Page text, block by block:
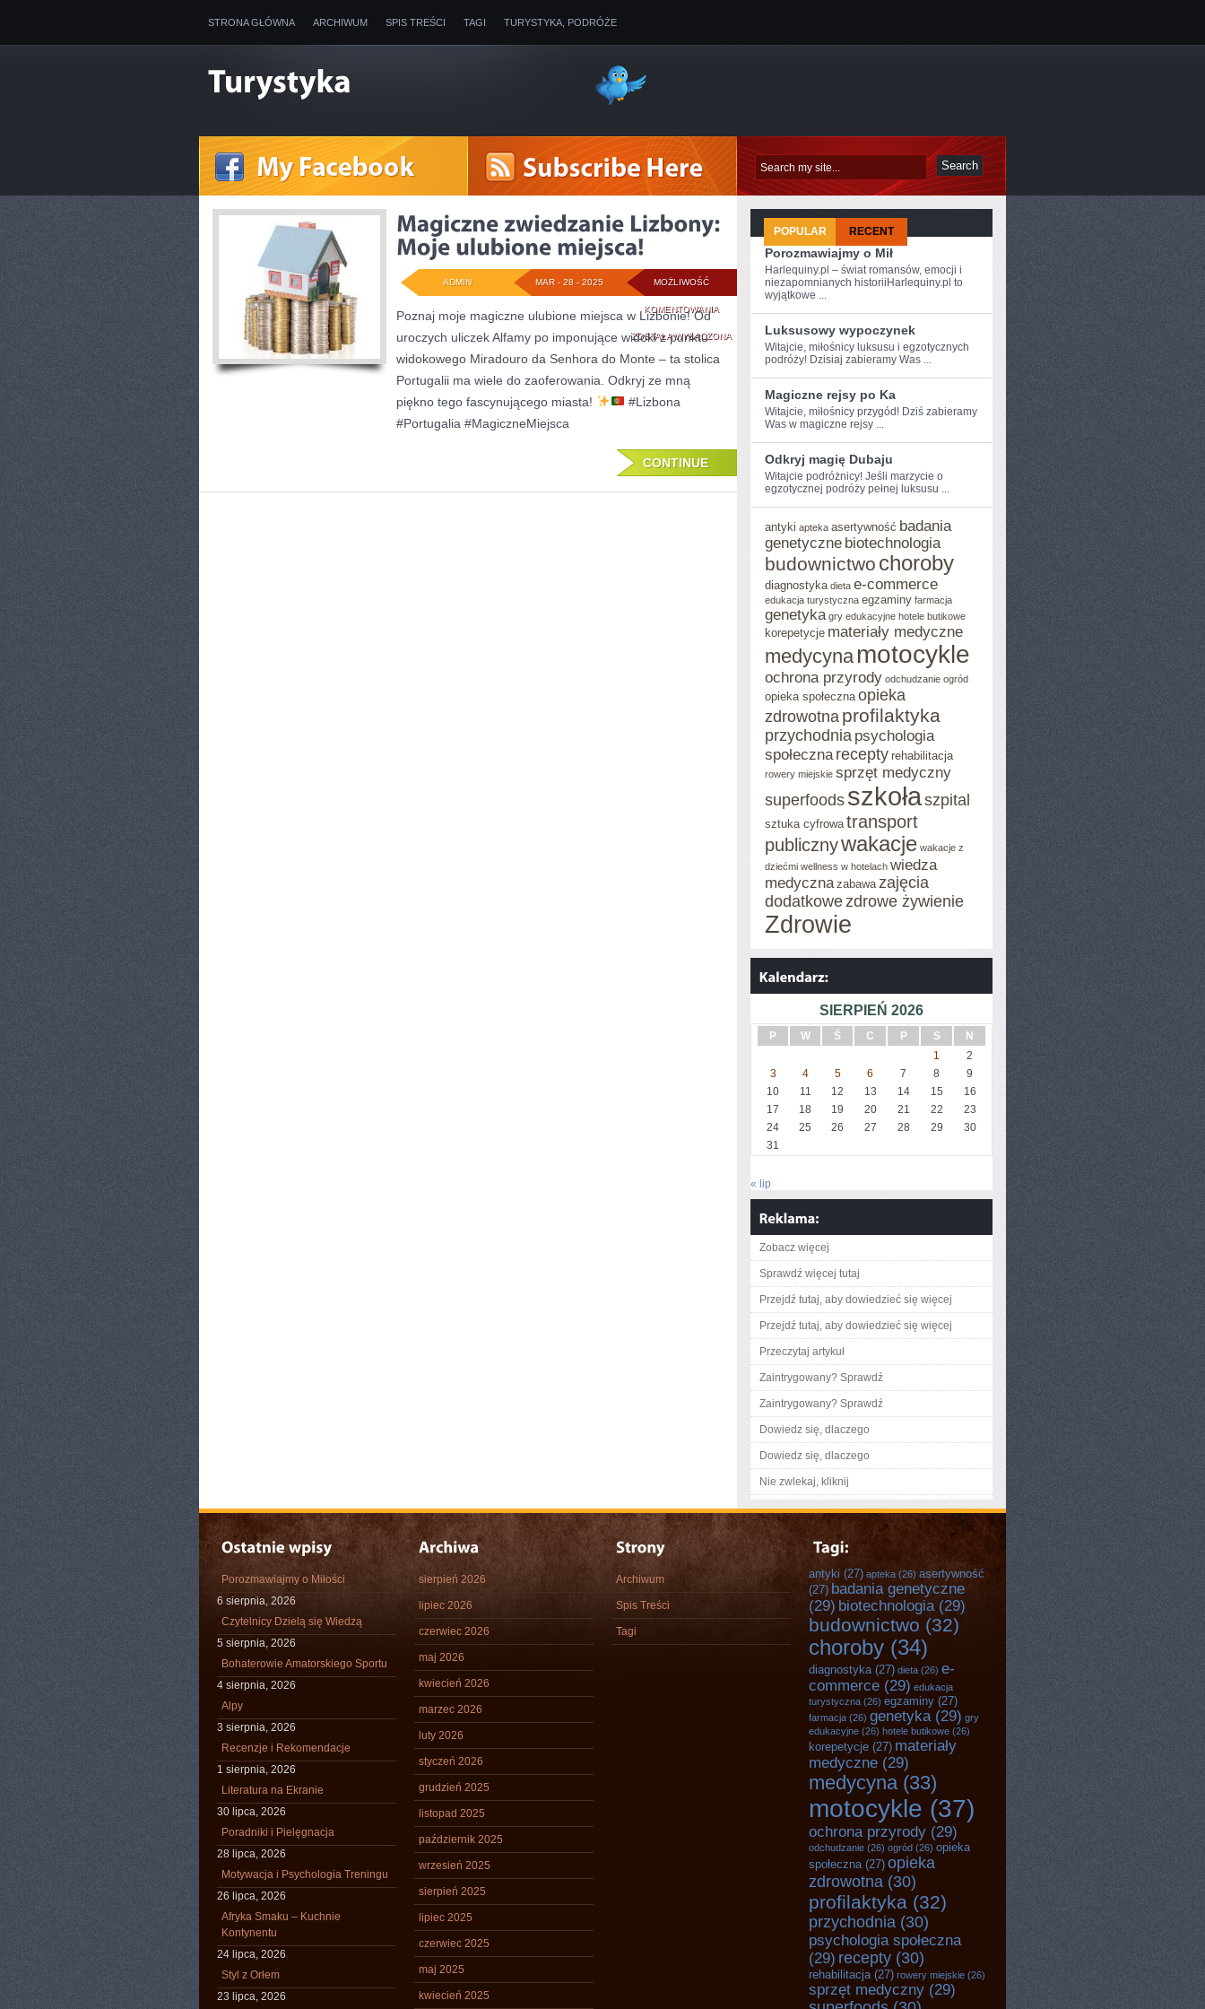
STRONA GŁÓWNA ARCHIWUM SPIS TREŚCI TAGI TURYSTYKA, PODRÓŻE
MOŻLIWOŚĆ
KOMENTOWANIAMAGICZNE
ZWIEDZANIE
LIZBONY:
MOJE
ULUBIONE
MIEJSCA!
ZOSTAŁA WYŁĄCZONA
MAR - 28 - 2025
ADMIN
Poznaj moje magiczne ulubione miejsca w Lizbonie! Od
uroczych uliczek Alfamy po imponujące widoki z punktu
widokowego Miradouro da Senhora do Monte – ta stolica
Portugalii ma wiele do zaoferowania. Odkryj ze mną
piękno tego fascynującego miasta!
#Lizbona
#Portugalia #MagiczneMiejsca
CONTINUE
POPULAR RECENT
Porozmawiajmy o Mił
Harlequiny.pl – świat romansów, emocji i
niezapomnianych historiiHarlequiny.pl to
wyjątkowe ...
Luksusowy wypoczynek
Witajcie,‍ miłośnicy luksusu i egzotycznych
podróży! Dzisiaj zabieramy Was ...
Magiczne rejsy po Ka
Witajcie, miłośnicy przygód! Dziś zabieramy
Was w ⁤magiczne rejsy⁤ ...
Odkryj magię Dubaju
Witajcie podróżnicy! Jeśli​ marzycie o
egzotycznej podróży pełnej luksusu ...
antyki apteka asertywność badania
genetyczne biotechnologia
budownictwo choroby
diagnostyka dieta e-commerce
edukacja turystyczna egzaminy farmacja
genetyka gry edukacyjne hotele butikowe
korepetycje materiały medyczne
medycyna motocykle
ochrona przyrody odchudzanie ogród
opieka społeczna opieka
zdrowotna profilaktyka
przychodnia psychologia
społeczna recepty rehabilitacja
rowery miejskie sprzęt medyczny
superfoods szkołaszpital
sztuka cyfrowa transport
publicznywakacje wakacje z
dziećmi wellness w hotelach wiedza
medyczna zabawa zajęcia
dodatkowezdrowe żywienie
Zdrowie
SIERPIEŃ 2026
P W Ś C P S
N
1
2
3
4 5 6 7 8
9
10
11 12 13 14 15
16
17
18 19 20 21 22
23
24
25 26 27 28 29
30
31
« lip
Zobacz więcej
Sprawdź więcej tutaj
Przejdź tutaj, aby dowiedzieć się więcej
Przejdź tutaj, aby dowiedzieć się więcej
Przeczytaj artykuł
Zaintrygowany? Sprawdź
Zaintrygowany? Sprawdź
Dowiedz się, dlaczego
Dowiedz się, dlaczego
Nie zwlekaj, kliknij
Porozmawiajmy o Miłości
6 sierpnia, 2026
Czytelnicy Dzielą się Wiedzą
5 sierpnia, 2026
Bohaterowie Amatorskiego Sportu
4 sierpnia, 2026
Alpy
3 sierpnia, 2026
Recenzje i Rekomendacje
1 sierpnia, 2026
Literatura na Ekranie
30 lipca, 2026
Poradniki i Pielęgnacja
28 lipca, 2026
Motywacja i Psychologia Treningu
26 lipca, 2026
Afryka Smaku – Kuchnie
Kontynentu
24 lipca, 2026
Styl z Orłem
23 lipca, 2026
sierpień 2026
lipiec 2026
czerwiec 2026
maj 2026
kwiecień 2026
marzec 2026
luty 2026
styczeń 2026
grudzień 2025
listopad 2025
październik 2025
wrzesień 2025
sierpień 2025
lipiec 2025
czerwiec 2025
maj 2025
kwiecień 2025
Archiwum
Spis Treści
Tagi
antyki (27) apteka (26) asertywność
(27) badania genetyczne
(29) biotechnologia (29)
budownictwo (32)
choroby (34)
diagnostyka(27) dieta (26) e-
commerce (29) edukacja
turystyczna (26) egzaminy (27)
farmacja (26) genetyka (29) gry
edukacyjne (26) hotele butikowe (26)
korepetycje (27) materiały
medyczne (29)
medycyna(33)
motocykle (37)
ochrona przyrody (29)
odchudzanie (26) ogród (26) opieka
społeczna(27) opieka
zdrowotna (30)
profilaktyka (32)
przychodnia (30)
psychologia społeczna
(29) recepty (30)
rehabilitacja(27) rowery miejskie (26)
sprzęt medyczny (29)